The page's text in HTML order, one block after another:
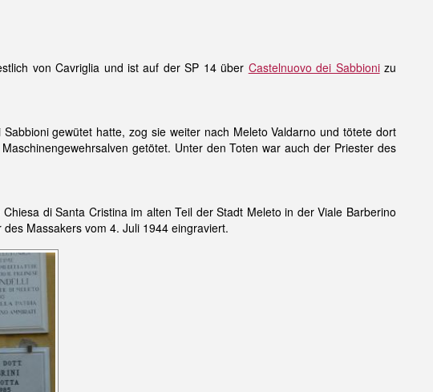
vonCavriglia und ist auf der SP 14 über Castelnuovo dei Sabbionizu
gewütet hatte, zog sie weiter nach Meleto Valdarno und tötete dort
getötet. Unter den Toten war auch der Priester des
di Santa Cristina im alten Teil der Stadt Meleto in der Viale Barberino
Massakers vom 4. Juli 1944 eingraviert.